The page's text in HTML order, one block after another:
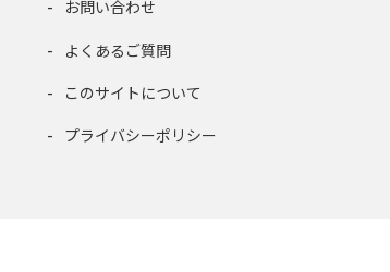
お問い合わせ
よくあるご質問
このサイトについて
プライバシーポリシー